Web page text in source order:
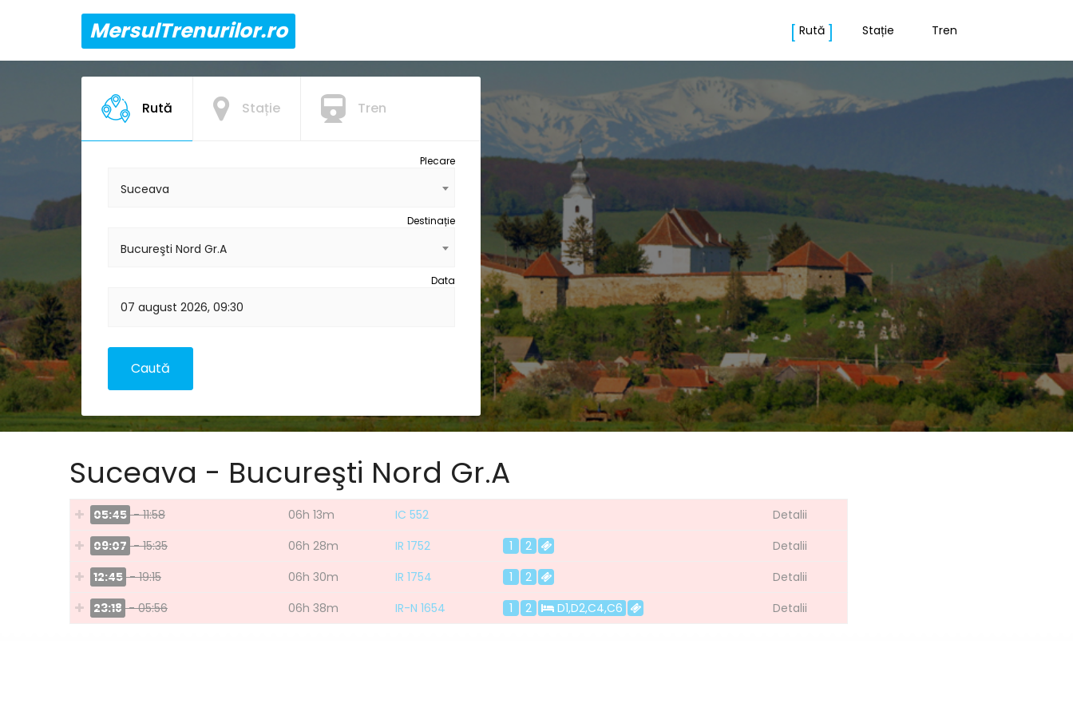
MersulTrenurilor.ro Rută Stație Tren
Rută Stație Tren
Plecare
Suceava
Destinație
Bucureşti Nord Gr.A
Data
Suceava - Bucureşti Nord Gr.A
05:45 - 11:58 06h 13m IC 552
Detalii
09:07 - 15:35 06h 28m IR 1752 1 2
Detalii
12:45 - 19:15 06h 30m IR 1754 1 2
Detalii
23:18 - 05:56 06h 38m IR-N 1654 1 2 D1,D2,C4,C6 Detalii